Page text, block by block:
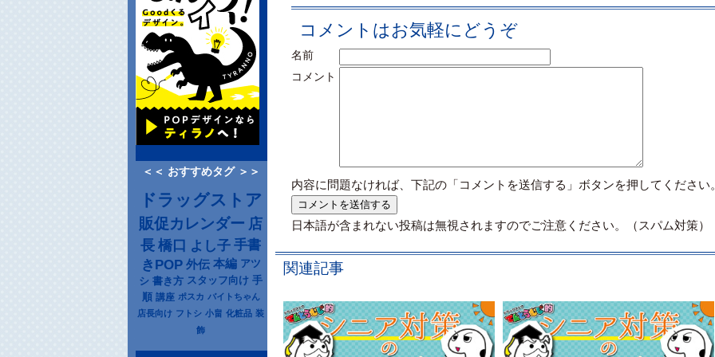
＜＜ おすすめタグ ＞＞
ドラッグストア
販促カレンダー 店
長 橋口 よし子 手書
きPOP 外伝 本編 アツ
シ 書き方 スタッフ向け 手
順 講座 ポスカ バイトちゃん
店長向け フトシ 小畠 化粧品 装
飾
コメントはお気軽にどうぞ
名前
コメント
内容に問題なければ、下記の「コメントを送信する」ボタンを押してください
日本語が含まれない投稿は無視されますのでご注意ください。（スパム対策）
関連記事